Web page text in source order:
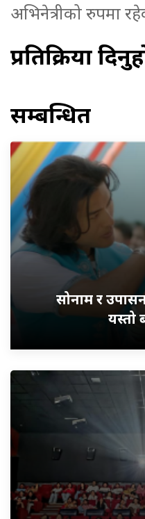
अभिनेत्रीको रुपमा
प्रतिक्रिया
सम्बन्धित
सोनाम र
यस्तो